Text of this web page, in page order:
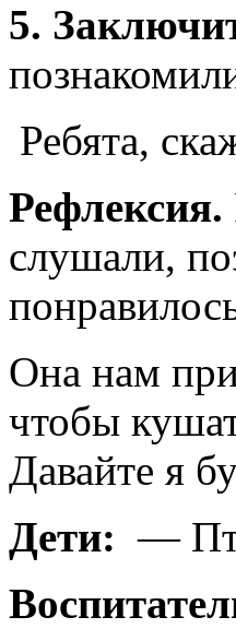
5.
Ребята,
Рефлексия.
слушали,
Она нам
чтобы
Давайте я
Дети:—